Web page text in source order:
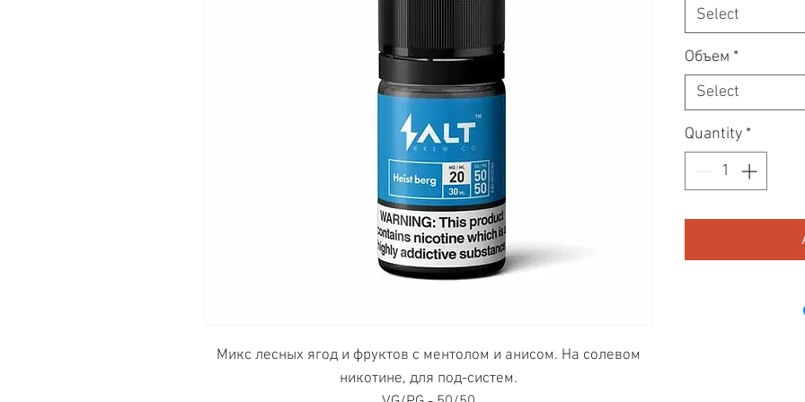
Микс лесных ягод и фруктов с ментолом и анисом. На солевом
никотине, для под-систем.
Select
Объем *
Select
Quantity *